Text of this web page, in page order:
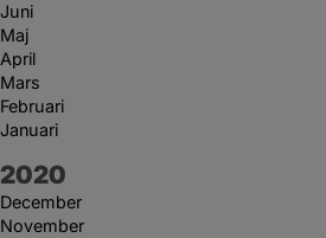
Juni
Maj
April
Mars
Februari
Januari
År:
2020
December
November